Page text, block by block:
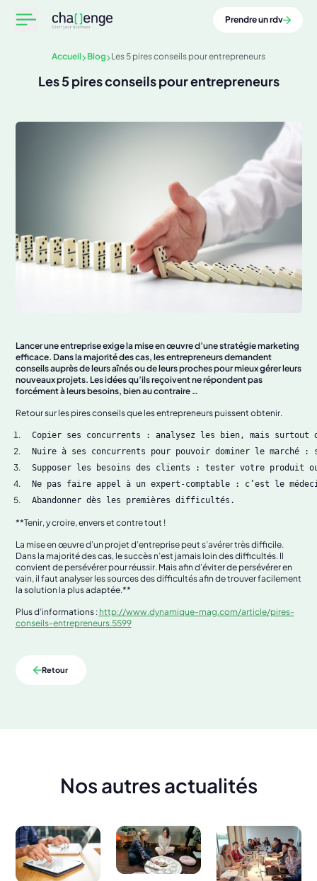
Prendre un rdv
Accueil Blog Les 5 pires conseils pour entrepreneurs
Les 5 pires conseils pour entrepreneurs
Lancer une entreprise exige la mise en œuvre d’une stratégie marketing
efficace. Dans la majorité des cas, les entrepreneurs demandent
conseils auprès de leurs aînés ou de leurs proches pour mieux gérer leurs
nouveaux projets. Les idées qu’ils reçoivent ne répondent pas
forcément à leurs besoins, bien au contraire …
Retour sur les pires conseils que les entrepreneurs puissent obtenir.
**Tenir, y croire, envers et contre tout !
La mise en œuvre d’un projet d’entreprise peut s’avérer très difficile.
Dans la majorité des cas, le succès n’est jamais loin des difficultés. Il
convient de persévérer pour réussir. Mais afin d’éviter de persévérer en
vain, il faut analyser les sources des difficultés afin de trouver facilement
la solution la plus adaptée.**
Plus d’informations :http://www.dynamique-mag.com/article/pires-
conseils-entrepreneurs.5599
Retour
Nos autres actualités